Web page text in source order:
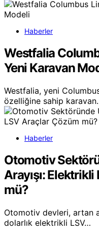
Haberler
Westfalia
Yeni Karavan
Westfalia, yeni
özelliğine sahip
Haberler
Otomotiv
Arayışı:
mü?
Otomotiv devleri, artan
dolarlık elektrikli LSV…